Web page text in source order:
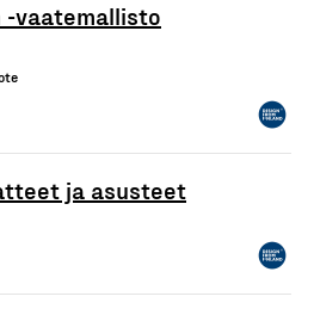
-vaatemallisto
ja asusteet